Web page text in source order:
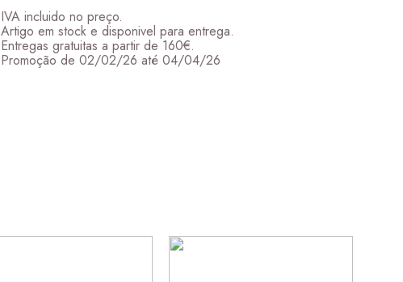
IVA incluido no preço.
Artigo em stock e disponivel para entrega.
Entregas gratuitas a partir de 160€.
Promoção de 02/02/26 até 04/04/26